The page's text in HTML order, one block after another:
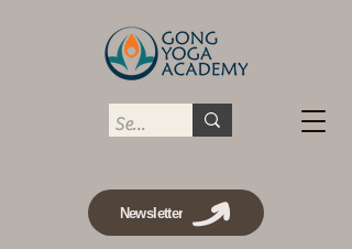
Newsletter